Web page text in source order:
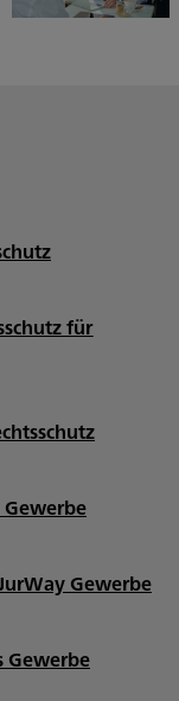
für
Gewerbe
Gewerbe